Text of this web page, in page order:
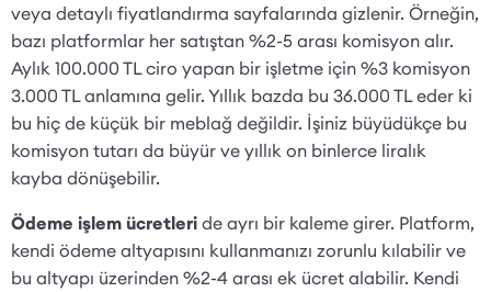
veya detaylı fiyatlandırma sayfalarında gizlenir. Örneğin,
bazı platformlar her satıştan %2-5 arası komisyon alır.
Aylık 100.000 TL ciro yapan bir işletme için %3 komisyon
3.000 TL anlamına gelir. Yıllık bazda bu 36.000 TL eder ki
bu hiç de küçük bir meblağ değildir. İşiniz büyüdükçe bu
komisyon tutarı da büyür ve yıllık on binlerce liralık
kayba dönüşebilir.
Ödeme işlem ücretleri de ayrı bir kaleme girer. Platform,
kendi ödeme altyapısını kullanmanızı zorunlu kılabilir ve
bu altyapı üzerinden %2-4 arası ek ücret alabilir. Kendi